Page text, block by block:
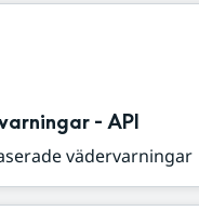
- API
vädervarningar